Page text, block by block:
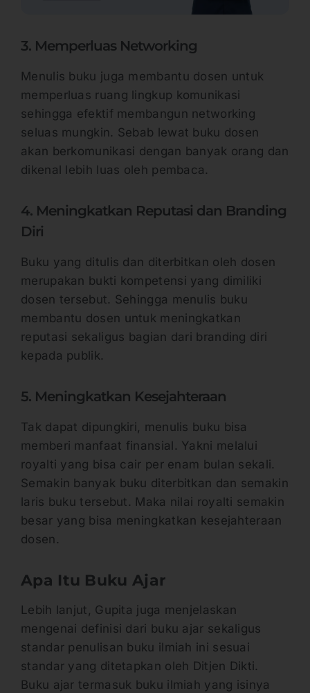
3. Memperluas Networking
Menulis buku juga membantu dosen untuk
memperluas ruang lingkup komunikasi
sehingga efektif membangun networking
seluas mungkin. Sebab lewat buku dosen
akan berkomunikasi dengan banyak orang dan
dikenal lebih luas oleh pembaca.
4. Meningkatkan Reputasi dan Branding
Diri
Buku yang ditulis dan diterbitkan oleh dosen
merupakan bukti kompetensi yang dimiliki
dosen tersebut. Sehingga menulis buku
membantu dosen untuk meningkatkan
reputasi sekaligus bagian dari branding diri
kepada publik.
5. Meningkatkan Kesejahteraan
Tak dapat dipungkiri, menulis buku bisa
memberi manfaat finansial. Yakni melalui
royalti yang bisa cair per enam bulan sekali.
Semakin banyak buku diterbitkan dan semakin
laris buku tersebut. Maka nilai royalti semakin
besar yang bisa meningkatkan kesejahteraan
dosen.
Apa Itu Buku Ajar
Lebih lanjut, Gupita juga menjelaskan
mengenai definisi dari buku ajar sekaligus
standar penulisan buku ilmiah ini sesuai
standar yang ditetapkan oleh Ditjen Dikti.
Buku ajar termasuk buku ilmiah yang isinya